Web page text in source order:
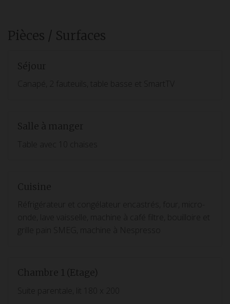
Pièces / Surfaces
Séjour
Canapé, 2 fauteuils, table basse et SmartTV
Salle à manger
Table avec 10 chaises
Cuisine
Réfrigérateur et congélateur encastrés, four, micro-
onde, lave vaisselle, machine à café filtre, bouilloire et
grille pain SMEG, machine à Nespresso
Chambre 1 (Etage)
Suite parentale, lit 180 x 200